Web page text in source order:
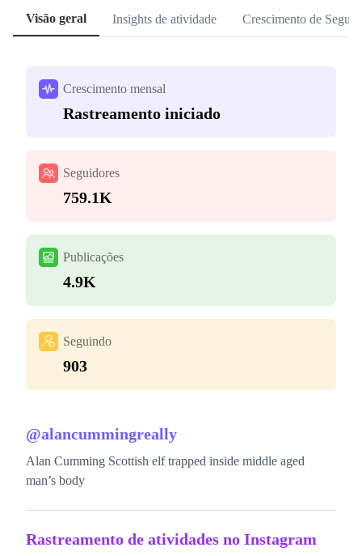
Visão geral Insights de atividade Crescimento de
Crescimento mensal
Rastreamento iniciado
Seguidores
759.1K
Publicações
4.9K
Seguindo
903
@alancummingreally
Alan Cumming Scottish elf trapped inside middle aged
man’s body
Rastreamento de atividades no Instagram